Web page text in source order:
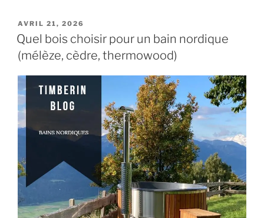
PUBLIÉ
LE
AVRIL 21, 2026
Quel bois choisir pour un bain nordique
(mélèze, cèdre, thermowood)